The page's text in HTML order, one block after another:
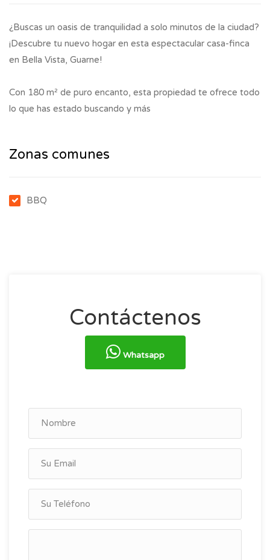
¿Buscas un oasis de tranquilidad a solo minutos de la ciudad?
¡Descubre tu nuevo hogar en esta espectacular casa-finca
en Bella Vista, Guarne!
Con 180 m² de puro encanto, esta propiedad te ofrece todo
lo que has estado buscando y más
Zonas comunes
BBQ
Contáctenos
Whatsapp